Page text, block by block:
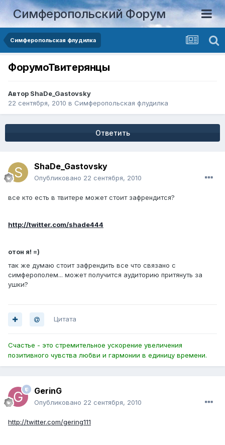
Симферопольский Форум
Симферопольская флудилка
ФорумоТвитерянцы
Автор ShaDe_Gastovsky
22 сентября, 2010 в Симферопольская флудилка
Ответить
ShaDe_Gastovsky
Опубликовано 22 сентября, 2010
все кто есть в твитере может стоит зафрендится?
http://twitter.com/shade444
отон я! =)
так же думаю стоит зафрендить все что связано с
симферополем... может получится аудиторию притянуть за
ушки?
Цитата
Счастье - это стремительное ускорение увеличения
позитивного чувства любви и гармонии в единицу времени.
GerinG
Опубликовано 22 сентября, 2010
http://twitter.com/gering111